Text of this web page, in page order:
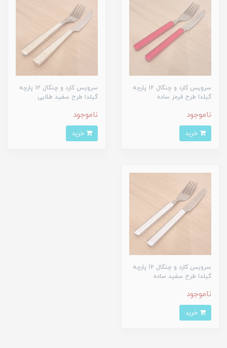
سرویس کارد و چنگال 12 پارچه
گیلدا طرح قرمز ساده
ناموجود
سرویس کارد و چنگال 12 پارچه
گیلدا طرح سفید طلایی
ناموجود
سرویس کارد و چنگال 12 پارچه
گیلدا طرح سفید ساده
ناموجود